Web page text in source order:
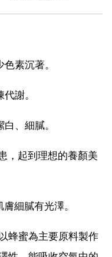
素沉著。
謝。
、細膩。
，起到理想的養顏美
細膩有光澤。
蜂蜜為主要原料製作